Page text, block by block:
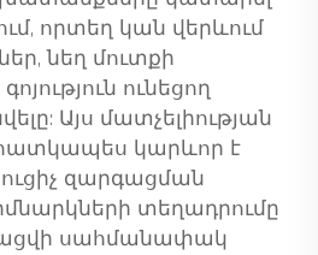
որտեղ կան վերևում
նեղ մուտքի
ունեցող
Այս մատչելիության
հատկապես կարևոր է
զարգացման
տեղադրումը
սահմանափակ